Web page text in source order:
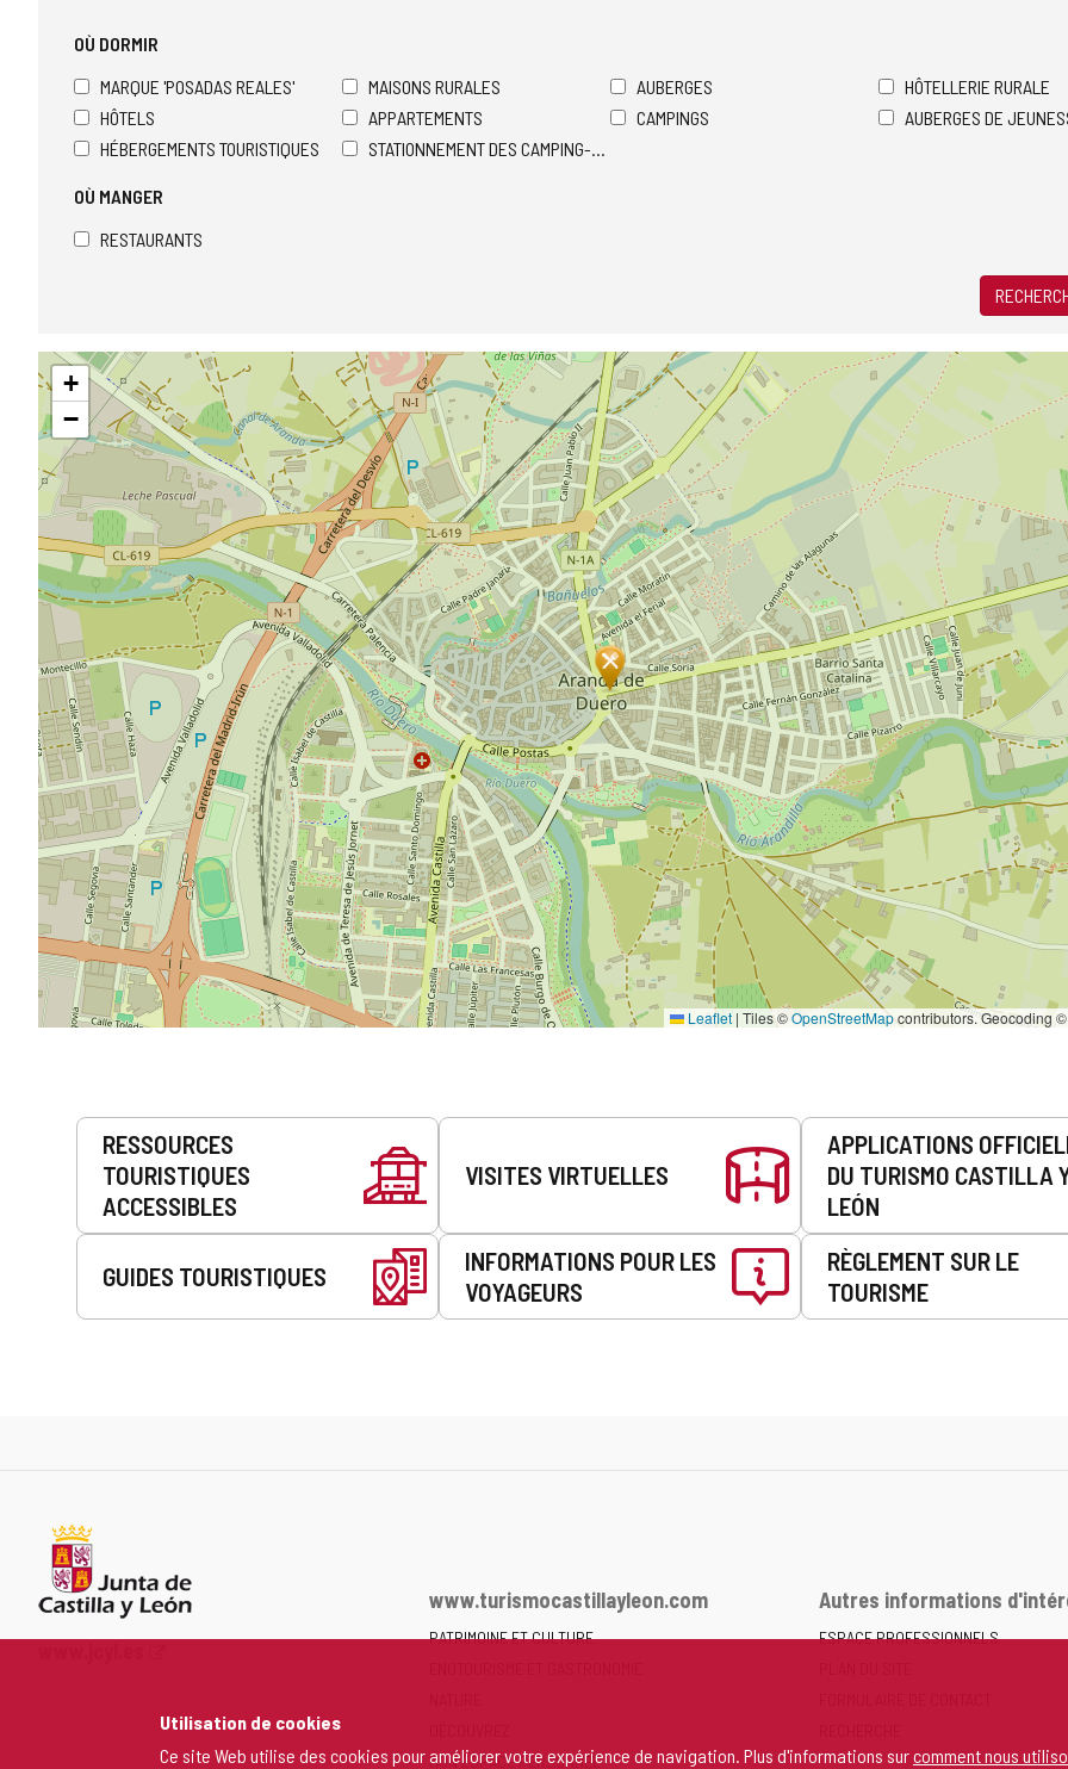
Utilisation de cookies
Ce site Web utilise des cookies pour améliorer votre expérience de navigation. Plus d'informations surcomment nous
OÙ DORMIR
MARQUE 'POSADAS REALES'
MAISONS RURALES AUBERGES
HÔTELLERIE RURALE
HÔTELS
APPARTEMENTS CAMPINGS
AUBERGES DE
HÉBERGEMENTS TOURISTIQUES
STATIONNEMENT DES CAMPING-CARS
OÙ MANGER
RESTAURANTS
Sauter
la
carte
+
−
Leaflet | Tiles ©OpenStreetMapcontributors. Geocoding ©
Prestations
RESSOURCES
TOURISTIQUES
ACCESSIBLES
VISITES VIRTUELLES
APPLICATIONS
DU TURISMO CASTILLA
LEÓN
GUIDES TOURISTIQUES
INFORMATIONS POUR LES
VOYAGEURS
RÈGLEMENT SUR LE
TOURISME
www.turismocastillayleon.com
PATRIMOINE ET CULTURE
MON ESPACE PERSONNEL
Autres informations
ESPACE PROFESSIONNELS